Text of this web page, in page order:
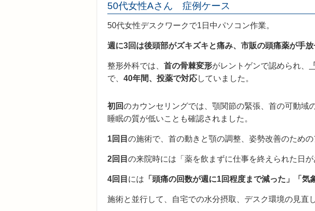
50代女性Aさん 症例ケース
50代女性デスクワークで1日中パソコン作業。
週に3回は後頭部がズキズキと痛み、市販の頭痛薬が手
整形外科では、 首の骨棘変形がレントゲンで認められ、
で、 40年間、投薬で対応していました。
初回のカウンセリングでは、顎関節の緊張、首の可動域
睡眠の質が低いことも確認されました。
1回目 の施術で、首の動きと顎の調整、姿勢改善のための
2回目 の来院時には「薬を飲まずに仕事を終えられた日が
4回目 には 「 頭痛の回数が週に1回程度まで減った 」「 気
施術と並行して、自宅での水分摂取、デスク環境の見直